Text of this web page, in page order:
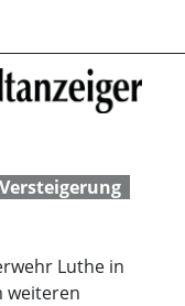
Versteigerung
Luthe in
weiteren